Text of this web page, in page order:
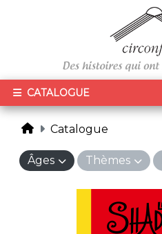
CATALOGUE
Catalogue
Âges Thèmes